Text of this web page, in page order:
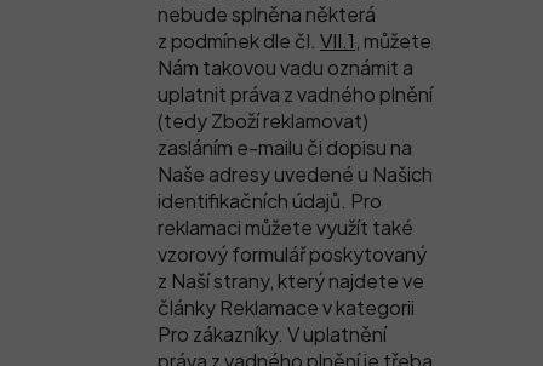
nebude splněna některá
z podmínek dle čl. VII.1 , můžete
Nám takovou vadu oznámit a
uplatnit práva z vadného plnění
(tedy Zboží reklamovat)
zasláním e-mailu či dopisu na
Naše adresy uvedené u Našich
identifikačních údajů. Pro
reklamaci můžete využít také
vzorový formulář poskytovaný
z Naší strany, který najdete ve
články Reklamace v kategorii
Pro zákazníky. V uplatnění
práva z vadného plnění je třeba